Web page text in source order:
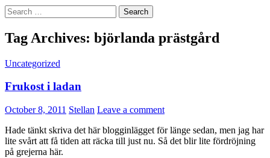
Search
for:
Tag Archives: björlanda prästgård
Uncategorized
Frukost i ladan
October 8, 2011 Stellan Leave a comment
Hade tänkt skriva det här blogginlägget för länge sedan, men jag har
lite svårt att få tiden att räcka till just nu. Så det blir lite fördröjning
på grejerna här.